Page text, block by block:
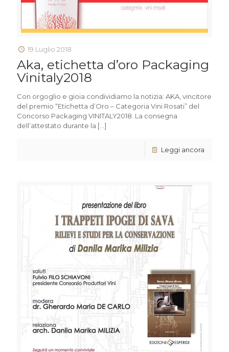
19 Luglio 2018
Aka, etichetta d’oro Packaging
Vinitaly2018
Con orgoglio e gioia condividiamo la notizia: AKA, vincitore
del premio “Etichetta d’Oro – Categoria Vini Rosati” del
Concorso Packaging VINITALY2018. La consegna
dell’attestato durante la […]
Leggi ancora